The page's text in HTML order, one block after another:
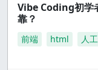
Vibe Coding初学
靠？
前端 html 人